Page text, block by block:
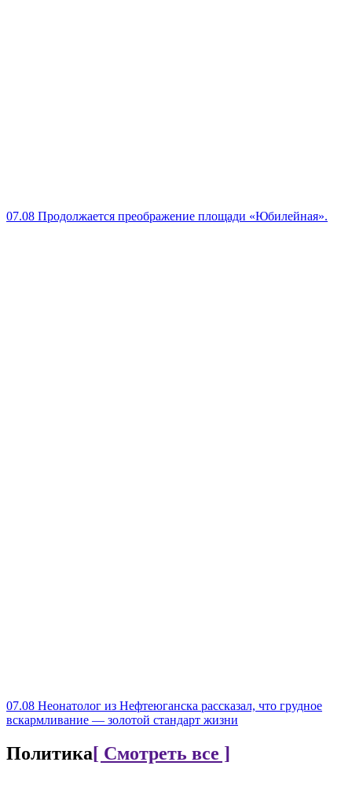
07.08 Продолжается преображение площади «Юбилейная».
07.08 Неонатолог из Нефтеюганска рассказал, что грудное
вскармливание — золотой стандарт жизни
Политика[ Смотреть все ]